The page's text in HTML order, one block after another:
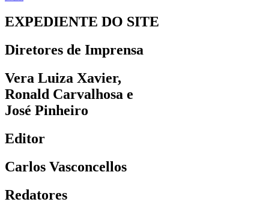
EXPEDIENTE DO SITE
Diretores de Imprensa
Vera Luiza Xavier,
Ronald Carvalhosa e
José Pinheiro
Editor
Carlos Vasconcellos
Redatores